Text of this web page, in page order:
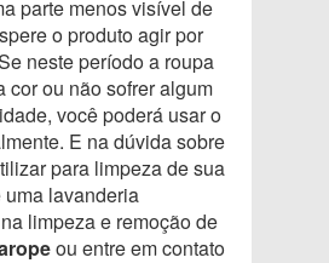
parte menos visível de
o produto agir por
neste período a roupa
cor ou não sofrer algum
você poderá usar o
E na dúvida sobre
para limpeza de sua
uma lavanderia
limpeza e remoção de
ou entre em contato